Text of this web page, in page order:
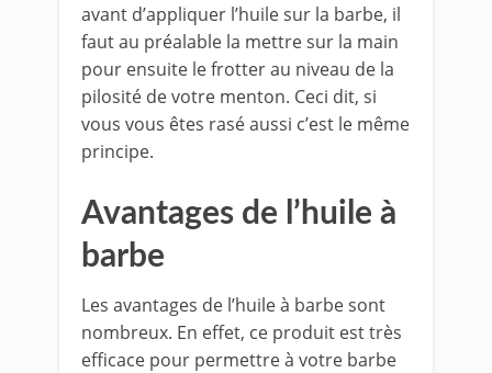
avant d’appliquer l’huile sur la barbe, il
faut au préalable la mettre sur la main
pour ensuite le frotter au niveau de la
pilosité de votre menton. Ceci dit, si
vous vous êtes rasé aussi c’est le même
principe.
Avantages de l’huile à
barbe
Les avantages de l’huile à barbe sont
nombreux. En effet, ce produit est très
efficace pour permettre à votre barbe